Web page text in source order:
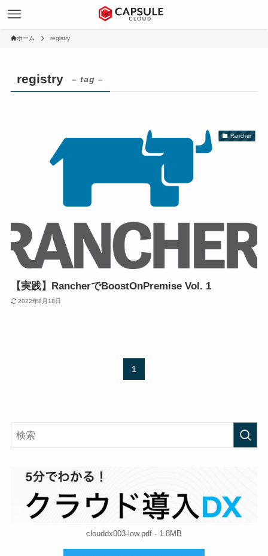
ホーム registry
registry – tag –
Rancher
【実践】RancherでBoostOnPremise Vol. 1
2022年8月18日
1
clouddx003-low.pdf - 1.8MB